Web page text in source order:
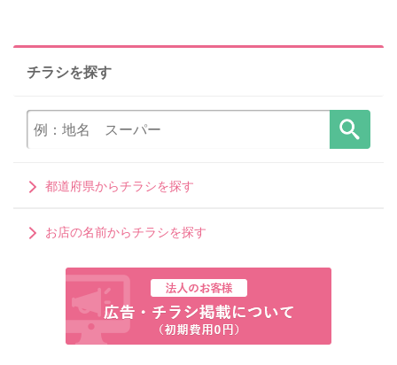
チラシを探す
都道府県からチラシを探す
お店の名前からチラシを探す